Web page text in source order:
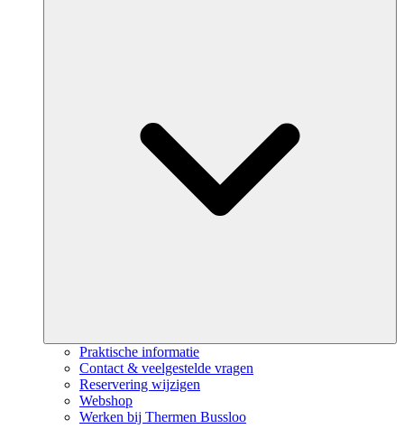
Praktische informatie
Contact & veelgestelde vragen
Reservering wijzigen
Webshop
Werken bij Thermen Bussloo